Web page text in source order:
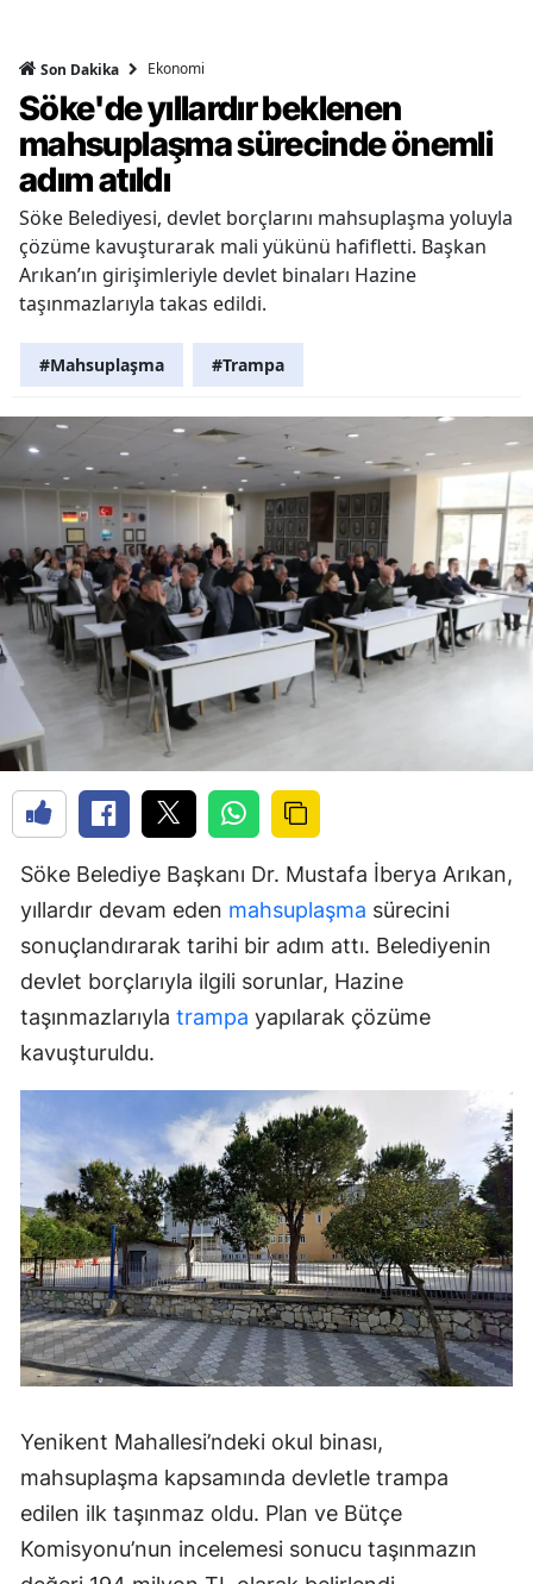
Son Dakika Ekonomi
Söke'de yıllardır beklenen
mahsuplaşma sürecinde önemli
adım atıldı
Söke Belediyesi, devlet borçlarını mahsuplaşma yoluyla
çözüme kavuşturarak mali yükünü hafifletti. Başkan
Arıkan’ın girişimleriyle devlet binaları Hazine
taşınmazlarıyla takas edildi.
#Mahsuplaşma #Trampa
Söke Belediye Başkanı Dr. Mustafa İberya Arıkan,
yıllardır devam eden mahsuplaşma sürecini
sonuçlandırarak tarihi bir adım attı. Belediyenin
devlet borçlarıyla ilgili sorunlar, Hazine
taşınmazlarıyla trampa yapılarak çözüme
kavuşturuldu.
Yenikent Mahallesi’ndeki okul binası,
mahsuplaşma kapsamında devletle trampa
edilen ilk taşınmaz oldu. Plan ve Bütçe
Komisyonu’nun incelemesi sonucu taşınmazın